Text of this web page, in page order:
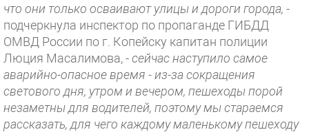
что они только осваивают улицы и дороги города, -
подчеркнула инспектор по пропаганде ГИБДД
ОМВД России по г. Копейску капитан полиции
Люция Масалимова, -сейчас наступило самое
аварийно-опасное время - из-за сокращения
светового дня, утром и вечером, пешеходы порой
незаметны для водителей, поэтому мы стараемся
рассказать, для чего каждому маленькому пешеходу